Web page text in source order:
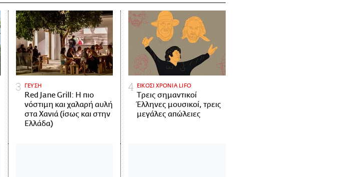
ΓΕΥΣΗ
Red Jane Grill: Η πιο
νόστιμη και χαλαρή αυλή
στα Χανιά (ίσως και στην
Ελλάδα)
ΕΙΚΟΣΙ ΧΡΟΝΙΑ LIFO
Tρεις σημαντικοί
Έλληνες μουσικοί, τρεις
μεγάλες απώλειες